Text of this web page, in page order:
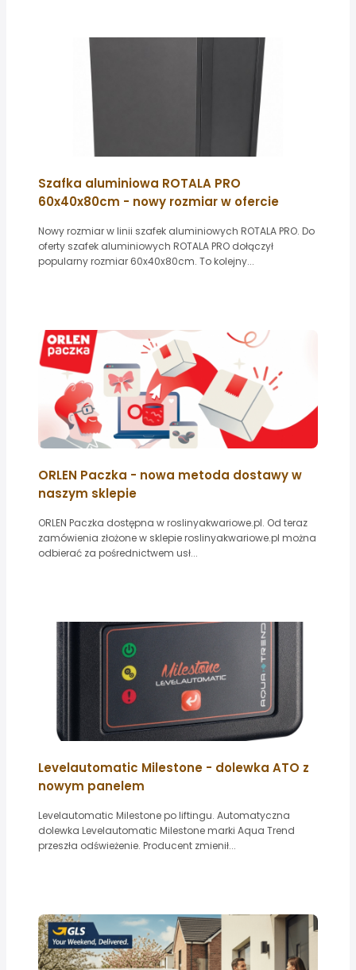
Szafka aluminiowa ROTALA PRO
60x40x80cm - nowy rozmiar w ofercie
Nowy rozmiar w linii szafek aluminiowych ROTALA PRO. Do
oferty szafek aluminiowych ROTALA PRO dołączył
popularny rozmiar 60x40x80cm. To kolejny...
ORLEN Paczka - nowa metoda dostawy w
naszym sklepie
ORLEN Paczka dostępna w roslinyakwariowe.pl. Od teraz
zamówienia złożone w sklepie roslinyakwariowe.pl można
odbierać za pośrednictwem usł...
Levelautomatic Milestone - dolewka ATO z
nowym panelem
Levelautomatic Milestone po liftingu. Automatyczna
dolewka Levelautomatic Milestone marki Aqua Trend
przeszła odświeżenie. Producent zmienił...